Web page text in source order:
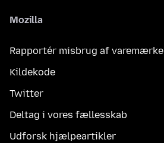
Mozilla
Rapportér misbrug af varemærke
Kildekode
Twitter
Deltag i vores fællesskab
Udforsk hjælpeartikler